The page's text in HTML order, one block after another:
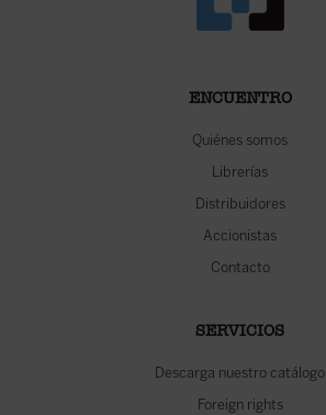
ENCUENTRO
Quiénes somos
Librerías
Distribuidores
Accionistas
Contacto
SERVICIOS
Descarga nuestro catálogo
Foreign rights